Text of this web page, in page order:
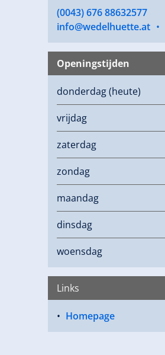
(0043) 676 88632577
info@wedelhuette.at •
Openingstijden
donderdag(heute)
vrijdag
zaterdag
zondag
maandag
dinsdag
woensdag
Links
Homepage